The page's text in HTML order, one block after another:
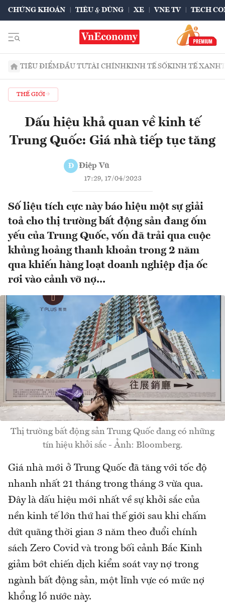
CHỨNG KHOÁN TIÊU & DÙNG XE VNE TV TECH
TIÊU ĐIỂMĐẦU TƯTÀI CHÍNHKINH TẾ SỐKINH TẾ XANH
THẾ GIỚI
Dấu hiệu khả quan về kinh tế
Trung Quốc: Giá nhà tiếp tục tăng
Đ Điệp Vũ
17:29, 17/04/2023
Số liệu tích cực này báo hiệu một sự giải
toả cho thị trường bất động sản đang ốm
yếu của Trung Quốc, vốn đã trải qua cuộc
khủng hoảng thanh khoản trong 2 năm
qua khiến hàng loạt doanh nghiệp địa ốc
rơi vào cảnh vỡ nợ...
Thị trường bất động sản Trung Quốc đang có những
tín hiệu khởi sắc - Ảnh: Bloomberg.
Giá nhà mới ở Trung Quốc đã tăng với tốc độ
nhanh nhất 21 tháng trong tháng 3 vừa qua.
Đây là dấu hiệu mới nhất về sự khởi sắc của
nền kinh tế lớn thứ hai thế giới sau khi chấm
dứt quãng thời gian 3 năm theo đuổi chính
sách Zero Covid và trong bối cảnh Bắc Kinh
giảm bớt chiến dịch kiểm soát vay nợ trong
ngành bất động sản, một lĩnh vực có mức nợ
khổng lồ nước này.